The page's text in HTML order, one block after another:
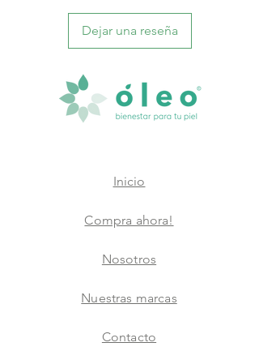
Dejar una reseña
Inicio
Compra ahora!
Nosotros
Nuestras marcas
Contacto